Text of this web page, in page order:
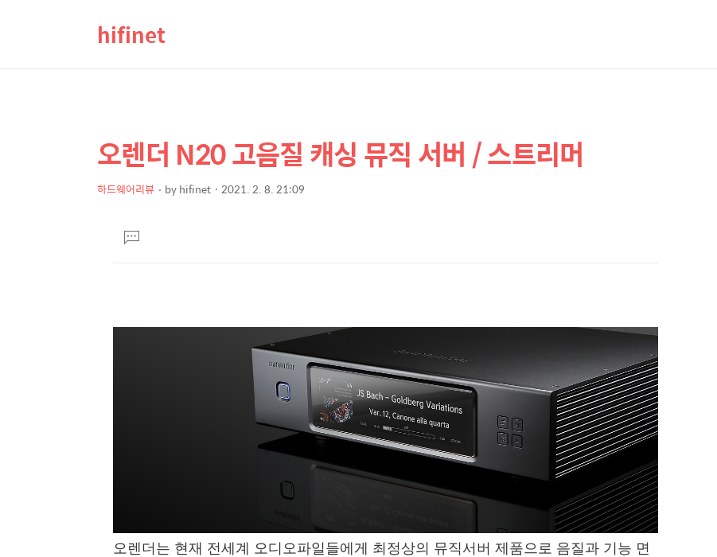
hifinet
상
세
컨
본
문
제
오렌더 N20 고음질 캐싱 뮤직 서버 / 스트리머
하드웨어리뷰 byhifinet 2021. 2. 8. 21:09
댓
글
오렌더는 현재 전세계 오디오파일들에게 최정상의 뮤직서버 제품으로 음질과 기능 면